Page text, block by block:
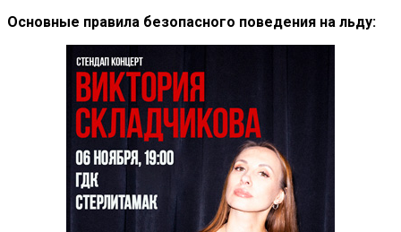
Основные правила безопасного поведения на льду: